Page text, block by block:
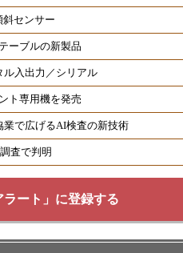
センサー
ーブルの新製品
入出力／シリアル
ト専用機を発売
で広げるAI検査の新技術
査で判明
ート」に登録する